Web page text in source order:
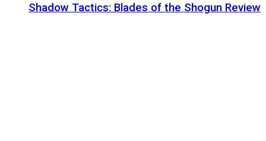
Shadow Tactics: Blades of the Shogun Review